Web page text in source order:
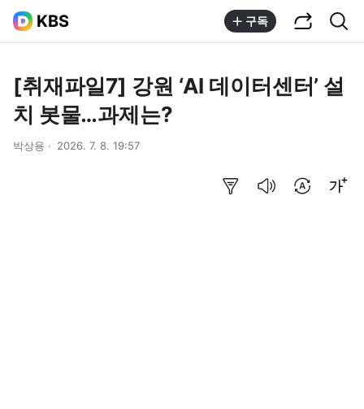
KBS 구독
[취재파일7] 강원 ‘AI 데이터센터’ 설
치 봇물…과제는?
박상용 2026. 7. 8. 19:57